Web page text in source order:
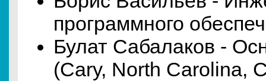
программного
Булат Сабалаков -
(Cary, North Carolina,